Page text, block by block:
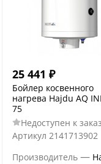
25 441 ₽
Бойлер косвенного
нагрева Hajdu AQ
75
Недоступен к
Артикул 2141713902
Производитель —